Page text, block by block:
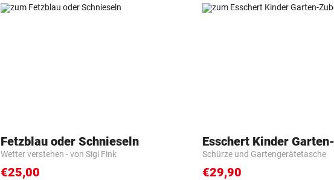
Fetzblau oder Schnieseln
Wetter verstehen - von Sigi Fink
€25,00
Esschert Kinder Garten-
Schürze und Gartengerätetasche
€29,90